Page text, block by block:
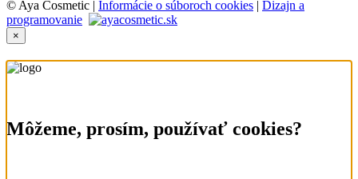
© Aya Cosmetic | Informácie o súboroch cookies | Dizajn a
programovanie
×
Môžeme, prosím, používať cookies?